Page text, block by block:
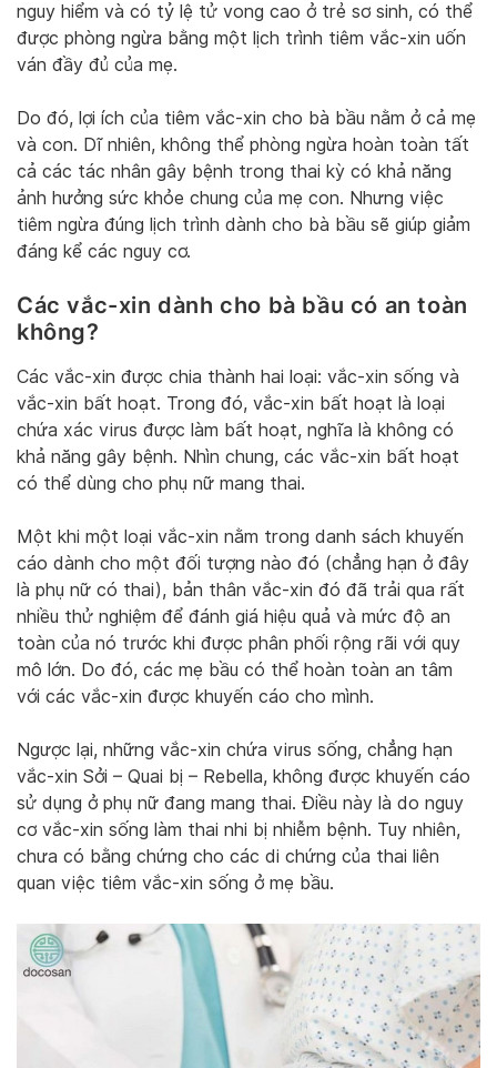
nguy hiểm và có tỷ lệ tử vong cao ở trẻ sơ sinh, có thể
được phòng ngừa bằng một lịch trình tiêm vắc-xin uốn
ván đầy đủ của mẹ.
Do đó, lợi ích của tiêm vắc-xin cho bà bầu nằm ở cả mẹ
và con. Dĩ nhiên, không thể phòng ngừa hoàn toàn tất
cả các tác nhân gây bệnh trong thai kỳ có khả năng
ảnh hưởng sức khỏe chung của mẹ con. Nhưng việc
tiêm ngừa đúng lịch trình dành cho bà bầu sẽ giúp giảm
đáng kể các nguy cơ.
Các vắc-xin dành cho bà bầu có an toàn
không?
Các vắc-xin được chia thành hai loại: vắc-xin sống và
vắc-xin bất hoạt. Trong đó, vắc-xin bất hoạt là loại
chứa xác virus được làm bất hoạt, nghĩa là không có
khả năng gây bệnh. Nhìn chung, các vắc-xin bất hoạt
có thể dùng cho phụ nữ mang thai.
Một khi một loại vắc-xin nằm trong danh sách khuyến
cáo dành cho một đối tượng nào đó (chẳng hạn ở đây
là phụ nữ có thai), bản thân vắc-xin đó đã trải qua rất
nhiều thử nghiệm để đánh giá hiệu quả và mức độ an
toàn của nó trước khi được phân phối rộng rãi với quy
mô lớn. Do đó, các mẹ bầu có thể hoàn toàn an tâm
với các vắc-xin được khuyến cáo cho mình.
Ngược lại, những vắc-xin chứa virus sống, chẳng hạn
vắc-xin Sởi – Quai bị – Rebella, không được khuyến cáo
sử dụng ở phụ nữ đang mang thai. Điều này là do nguy
cơ vắc-xin sống làm thai nhi bị nhiễm bệnh. Tuy nhiên,
chưa có bằng chứng cho các di chứng của thai liên
quan việc tiêm vắc-xin sống ở mẹ bầu.